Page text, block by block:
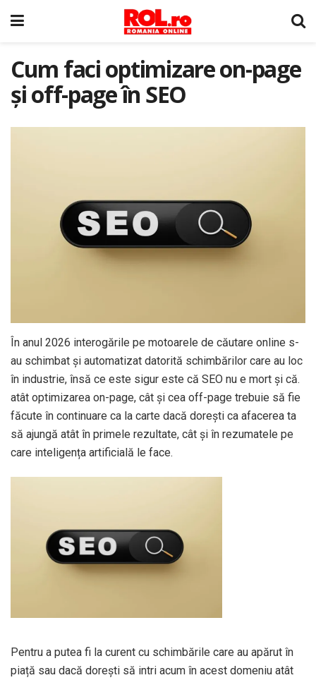
Cum faci optimizare on-page
și off-page în SEO
În anul 2026 interogările pe motoarele de căutare online s-
au schimbat și automatizat datorită schimbărilor care au loc
în industrie, însă ce este sigur este că SEO nu e mort și că.
atât optimizarea on-page, cât și cea off-page trebuie să fie
făcute în continuare ca la carte dacă dorești ca afacerea ta
să ajungă atât în primele rezultate, cât și în rezumatele pe
care inteligența artificială le face.
Pentru a putea fi la curent cu schimbările care au apărut în
piață sau dacă dorești să intri acum în acest domeniu atât